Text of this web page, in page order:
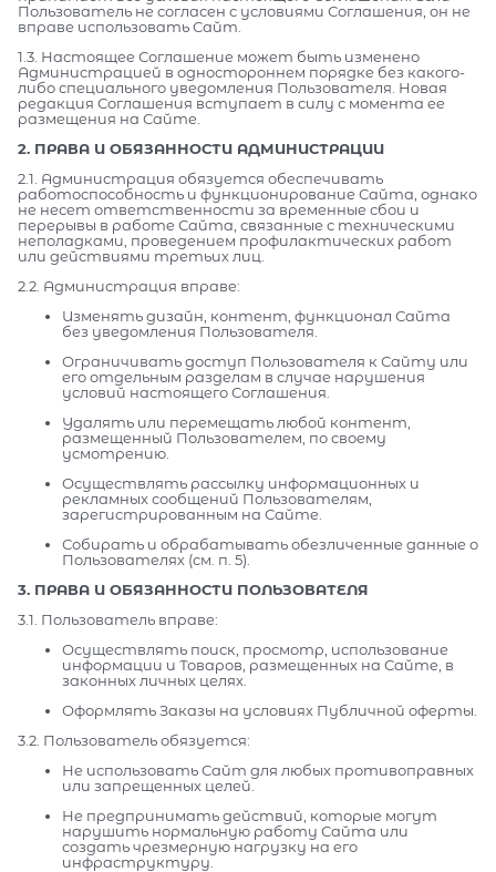
Пользователь не согласен с условиями Соглашения, он не
вправе использовать Сайт.
1.3. Настоящее Соглашение может быть изменено
Администрацией в одностороннем порядке без какого-
либо специального уведомления Пользователя. Новая
редакция Соглашения вступает в силу с момента ее
размещения на Сайте.
2. ПРАВА И ОБЯЗАННОСТИ АДМИНИСТРАЦИИ
2.1. Администрация обязуется обеспечивать
работоспособность и функционирование Сайта, однако
не несет ответственности за временные сбои и
перерывы в работе Сайта, связанные с техническими
неполадками, проведением профилактических работ
или действиями третьих лиц.
2.2. Администрация вправе:
Изменять дизайн, контент, функционал Сайта
без уведомления Пользователя.
Ограничивать доступ Пользователя к Сайту или
его отдельным разделам в случае нарушения
условий настоящего Соглашения.
Удалять или перемещать любой контент,
размещенный Пользователем, по своему
усмотрению.
Осуществлять рассылку информационных и
рекламных сообщений Пользователям,
зарегистрированным на Сайте.
Собирать и обрабатывать обезличенные данные о
Пользователях (см. п. 5).
3. ПРАВА И ОБЯЗАННОСТИ ПОЛЬЗОВАТЕЛЯ
3.1. Пользователь вправе:
Осуществлять поиск, просмотр, использование
информации и Товаров, размещенных на Сайте, в
законных личных целях.
Оформлять Заказы на условиях Публичной оферты.
3.2. Пользователь обязуется:
Не использовать Сайт для любых противоправных
или запрещенных целей.
Не предпринимать действий, которые могут
нарушить нормальную работу Сайта или
создать чрезмерную нагрузку на его
инфраструктуру.